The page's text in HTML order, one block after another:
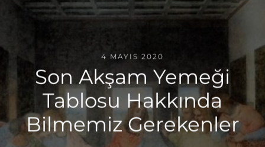
4 MAYIS 2020
Son Akşam Yemeği
Tablosu Hakkında
Bilmemiz Gerekenler